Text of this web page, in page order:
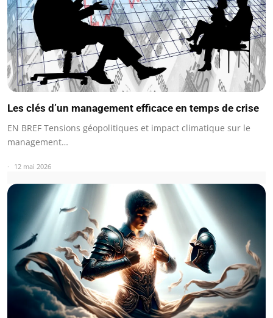
Les clés d’un management efficace en temps de crise
EN BREF Tensions géopolitiques et impact climatique sur le
management…
12 mai 2026